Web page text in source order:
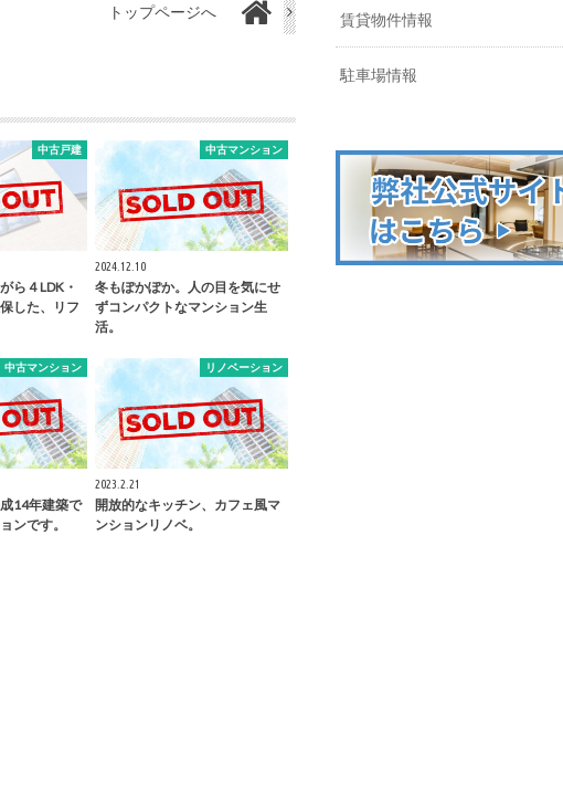
トップページへ
中古戸建
ら４LDK・
した、リフ
中古マンション
2024.12.10
冬もぽかぽか。人の目を気にせ
ずコンパクトなマンション生
活。
中古マンション
14年建築で
ンです。
リノベーション
2023.2.21
開放的なキッチン、カフェ風マ
ンションリノベ。
賃貸物件情報
駐車場情報